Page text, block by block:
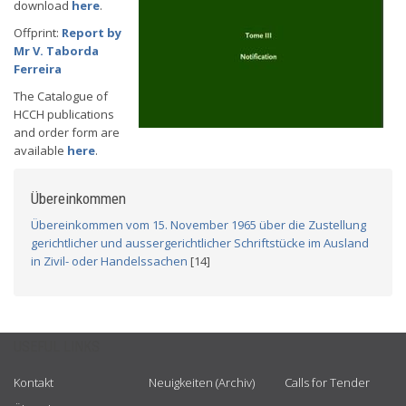
download here.
Offprint: Report by
Mr V. Taborda
Ferreira
The Catalogue of
HCCH publications
and order form are
available here.
Übereinkommen
Übereinkommen vom 15. November 1965 über die Zustellung
gerichtlicher und aussergerichtlicher Schriftstücke im Ausland
in Zivil- oder Handelssachen [14]
Kontakt
Neuigkeiten (Archiv)
Calls for Tender